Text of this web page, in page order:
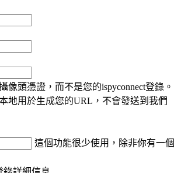
像頭憑證，而不是您的ispyconnect登錄。
地用於生成您的URL，不會發送到我們
這個功能很少使用，除非你有一個